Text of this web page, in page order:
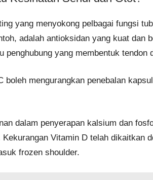
yang menyokong pelbagai fungsi
adalah antioksidan yang kuat dan
yang membentuk tendon
boleh mengurangkan penebalan
dalam penyerapan kalsium dan
Vitamin D telah dikaitkan
frozen shoulder.